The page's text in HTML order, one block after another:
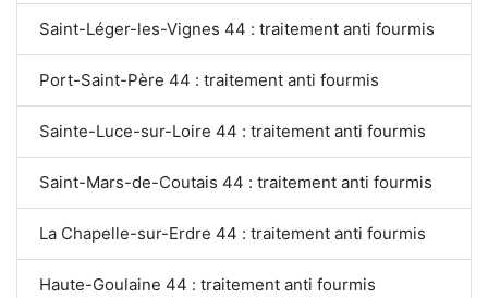
Saint-Léger-les-Vignes 44 : traitement anti fourmis
Port-Saint-Père 44 : traitement anti fourmis
Sainte-Luce-sur-Loire 44 : traitement anti fourmis
Saint-Mars-de-Coutais 44 : traitement anti fourmis
La Chapelle-sur-Erdre 44 : traitement anti fourmis
Haute-Goulaine 44 : traitement anti fourmis